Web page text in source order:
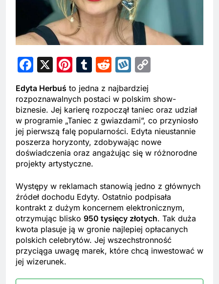
Facebook
X Pinterest
Tumblr
RedditWykop
Edyta Herbuś to jedna z najbardziej
rozpoznawalnych postaci w polskim show-
biznesie. Jej karierę rozpoczął taniec oraz udział
w programie „Taniec z gwiazdami”, co przyniosło
jej pierwszą falę popularności. Edyta nieustannie
poszerza horyzonty, zdobywając nowe
doświadczenia oraz angażując się w różnorodne
projekty artystyczne.
Występy w reklamach stanowią jedno z głównych
źródeł dochodu Edyty. Ostatnio podpisała
kontrakt z dużym koncernem elektronicznym,
otrzymując blisko 950 tysięcy złotych. Tak duża
kwota plasuje ją w gronie najlepiej opłacanych
polskich celebrytów. Jej wszechstronność
przyciąga uwagę marek, które chcą inwestować w
jej wizerunek.